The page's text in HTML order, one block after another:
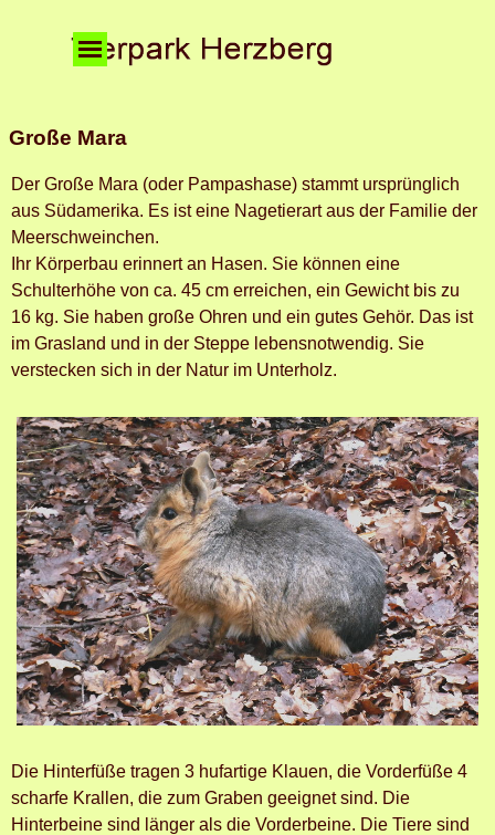
Menü überspringen
Große Mara
Der Große Mara (oder Pampashase) stammt ursprünglich
aus Südamerika. Es ist eine Nagetierart aus der Familie der
Meerschweinchen.
Ihr Körperbau erinnert an Hasen. Sie können eine
Schulterhöhe von ca. 45 cm erreichen, ein Gewicht bis zu
16 kg. Sie haben große Ohren und ein gutes Gehör. Das ist
im Grasland und in der Steppe lebensnotwendig. Sie
verstecken sich in der Natur im Unterholz.
Die Hinterfüße tragen 3 hufartige Klauen, die Vorderfüße 4
scharfe Krallen, die zum Graben geeignet sind. Die
Hinterbeine sind länger als die Vorderbeine. Die Tiere sind